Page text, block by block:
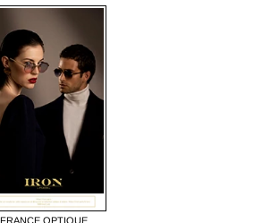
FRANCE OPTIQUE